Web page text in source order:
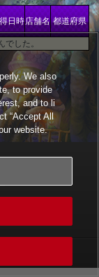
日時店舗名 都道府県
した。
We also
to provide
and to li
“Accept All
website.